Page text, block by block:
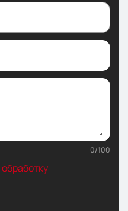
0/100
обработку